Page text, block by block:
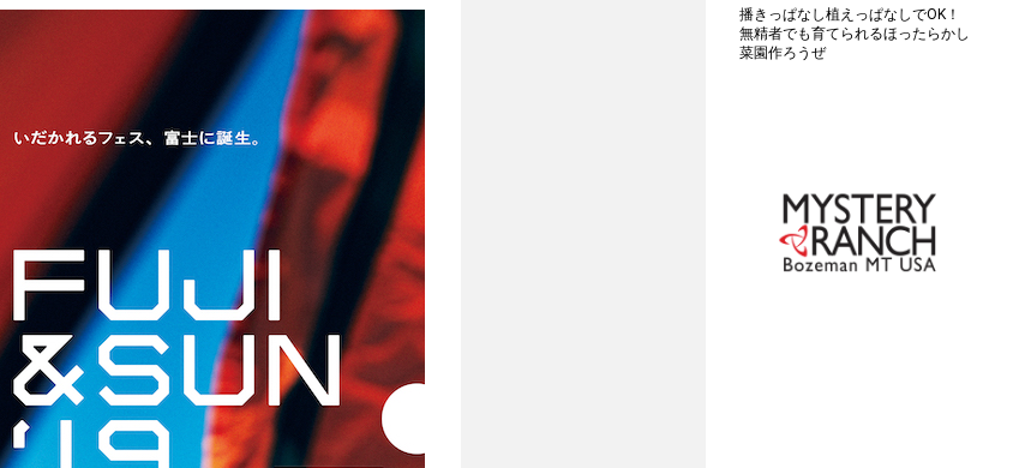
播きっぱなし植えっぱなしでOK！
無精者でも育てられるほったらかし
菜園作ろうぜ